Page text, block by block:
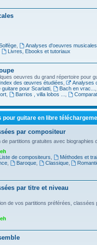
, Analyses d'oeuvres musicales
Livres, Ebooks et tutoriaux
oeuvres du grand répertoire pour
Index des œuvres étudiées
Analyses
guitare pour Scarlatti, Bach en vrac...
, Barrios , villa lobos ...
pour guitare en libre
par compositeur
de partitions gratuites avec biographies
Liste de compositeurs Méthodes et
, Baroque, Classique,
par titre et niveau
de vos partitions préférées, classées